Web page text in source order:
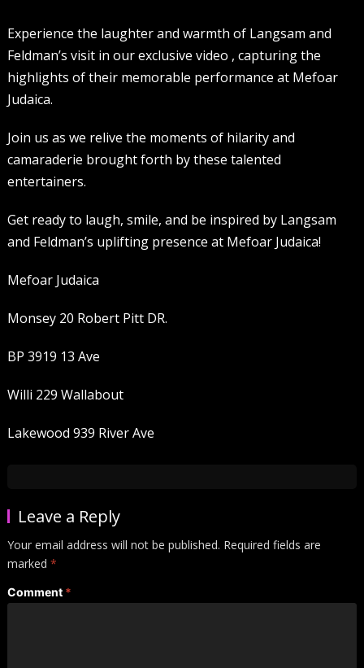
Experience the laughter and warmth of Langsam and
Feldman’s visit in our exclusive video , capturing the
highlights of their memorable performance at Mefoar
Judaica.
Join us as we relive the moments of hilarity and
camaraderie brought forth by these talented
entertainers.
Get ready to laugh, smile, and be inspired by Langsam
and Feldman’s uplifting presence at Mefoar Judaica!
Mefoar Judaica
Monsey 20 Robert Pitt DR.
BP 3919 13 Ave
Willi 229 Wallabout
Lakewood 939 River Ave
Leave a Reply
Your email address will not be published. Required fields are
marked *
Comment *